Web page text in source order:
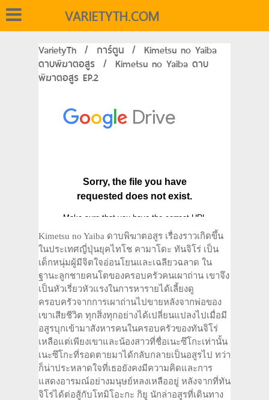
VARIETYTH.COM
VarietyTh / การ์ตูน / Kimetsu no Yaiba
ดาบพิฆาตอสูร / Kimetsu no Yaiba ดาบ
พิฆาตอสูร EP.2
Kimetsu no Yaiba ดาบพิฆาตอสูร เรื่องราวเกิดขึ้น
ในประเทศญี่ปุ่นยุคไทโช คามาโดะ ทันจิโร่ เป็น
เด็กหนุ่มผู้มีจิตใจอ่อนโยนและเฉลียวฉลาด ใน
ฐานะลูกชายคนโตของครอบครัวคนเผาถ่าน เขาจึง
เป็นหัวเรี่ยวหัวแรงในการหารายได้เลี้ยงดู
ครอบครัวจากการเผาถ่านไปขายหลังจากพ่อของ
เขาเสียชีวิต ทุกสิ่งทุกอย่างได้เปลี่ยนแปลงไปเมื่อมี
อสูรบุกเข้ามาสังหารคนในครอบครัวของทันจิโร่
เหลือแต่เพียงเขาและน้องสาวที่ชื่อเนะซึโกะเท่านั้น
เนะซึโกะที่รอดตายมาได้กลับกลายเป็นอสูรไป ทว่า
ก็น่าประหลาดใจที่เธอยังคงมีความคิดและการ
แสดงอารมณ์อย่างมนุษย์หลงเหลืออยู่ หลังจากที่ทัน
จิโร่ได้ต่อสู้กับโทมิโอะกะ กิยู นักล่าอสูรที่เดินทาง